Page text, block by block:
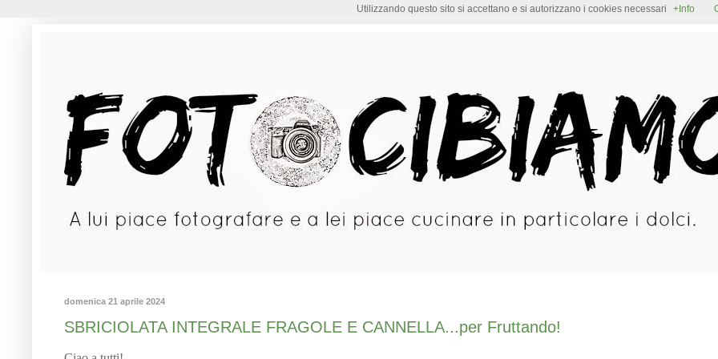
domenica 21 aprile 2024
SBRICIOLATA INTEGRALE FRAGOLE E CANNELLA...per Fruttando!
Utilizzando questo sito si accettano e si autorizzano i cookies necessari +Info